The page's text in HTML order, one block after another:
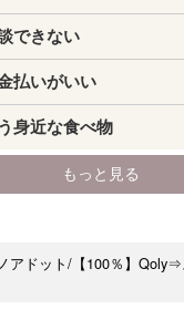
ノアドット/【100％】